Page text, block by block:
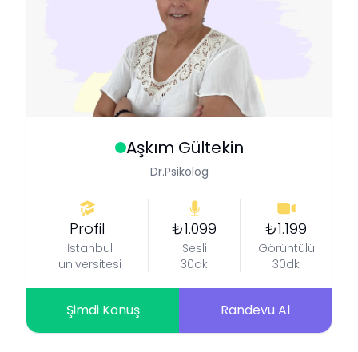
Aşkım Gültekin
Dr.Psikolog
Profil
İstanbul
universitesi
₺1.099
Sesli
30dk
₺1.199
Görüntülü
30dk
Şimdi Konuş Randevu Al